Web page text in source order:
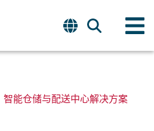
智能仓储与配送中心解决方案